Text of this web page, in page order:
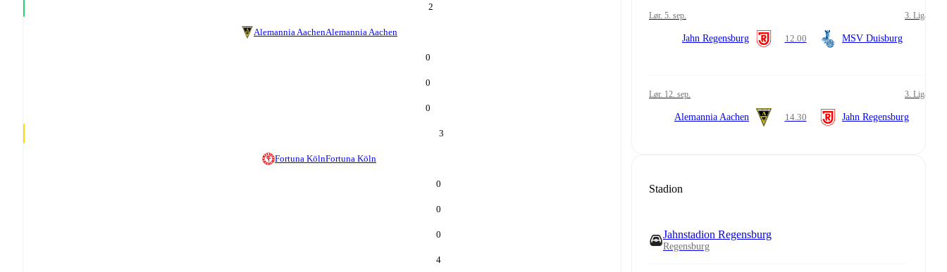
2
Alemannia AachenAlemannia Aachen
0
0
0
3
Fortuna KölnFortuna Köln
0
0
0
4
lør. 5. sep. 3. Liga
Jahn Regensburg 12.00 MSV Duisburg
lør. 12. sep. 3. Liga
Alemannia Aachen 14.30 Jahn Regensburg
Stadion
Jahnstadion Regensburg
Regensburg